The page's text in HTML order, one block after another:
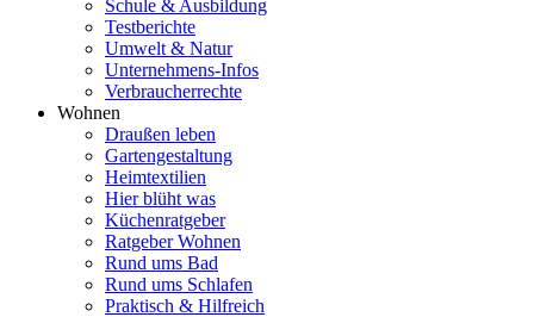
Schule & Ausbildung
Testberichte
Umwelt & Natur
Unternehmens-Infos
Verbraucherrechte
Wohnen
Draußen leben
Gartengestaltung
Heimtextilien
Hier blüht was
Küchenratgeber
Ratgeber Wohnen
Rund ums Bad
Rund ums Schlafen
Praktisch & Hilfreich